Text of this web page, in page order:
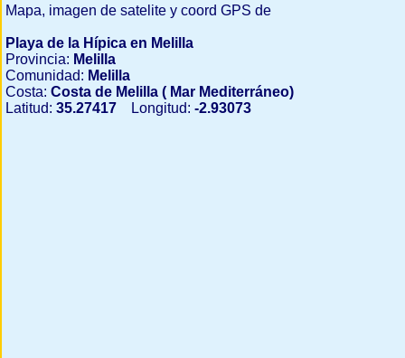
Mapa, imagen de satelite y coord GPS de
Playa de la Hípica en Melilla
Provincia: Melilla
Comunidad: Melilla
Costa: Costa de Melilla ( Mar Mediterráneo)
Latitud: 35.27417 Longitud: -2.93073